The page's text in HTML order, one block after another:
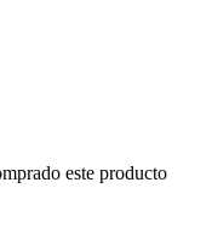
este producto